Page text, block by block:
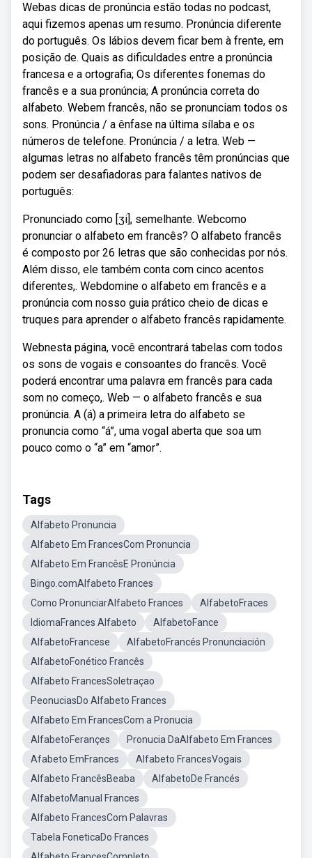
Webas dicas de pronúncia estão todas no podcast,
aqui fizemos apenas um resumo. Pronúncia diferente
do português. Os lábios devem ficar bem à frente, em
posição de. Quais as dificuldades entre a pronúncia
francesa e a ortografia; Os diferentes fonemas do
francês e a sua pronúncia; A pronúncia correta do
alfabeto. Webem francês, não se pronunciam todos os
sons. Pronúncia / a ênfase na última sílaba e os
números de telefone. Pronúncia / a letra. Web —
algumas letras no alfabeto francês têm pronúncias que
podem ser desafiadoras para falantes nativos de
português:
Pronunciado como [ʒi], semelhante. Webcomo
pronunciar o alfabeto em francês? O alfabeto francês
é composto por 26 letras que são conhecidas por nós.
Além disso, ele também conta com cinco acentos
diferentes,. Webdomine o alfabeto em francês e a
pronúncia com nosso guia prático cheio de dicas e
truques para aprender o alfabeto francês rapidamente.
Webnesta página, você encontrará tabelas com todos
os sons de vogais e consoantes do francês. Você
poderá encontrar uma palavra em francês para cada
som no começo,. Web — o alfabeto francês e sua
pronúncia. A (á) a primeira letra do alfabeto se
pronuncia como “á”, uma vogal aberta que soa um
pouco como o “a” em “amor”.
Tags
Alfabeto Pronuncia
Alfabeto Em FrancesCom Pronuncia
Alfabeto Em FrancêsE Pronúncia
Bingo.comAlfabeto Frances
Como PronunciarAlfabeto Frances
AlfabetoFraces
IdiomaFrances Alfabeto
AlfabetoFance
AlfabetoFrancese
AlfabetoFrancés Pronunciación
AlfabetoFonético Francês
Alfabeto FrancesSoletraçao
PeonuciasDo Alfabeto Frances
Alfabeto Em FrancesCom a Pronucia
AlfabetoFerançes
Pronucia DaAlfabeto Em Frances
Afabeto EmFrances
Alfabeto FrancesVogais
Alfabeto FrancêsBeaba
AlfabetoDe Francés
AlfabetoManual Frances
Alfabeto FrancesCom Palavras
Tabela FoneticaDo Frances